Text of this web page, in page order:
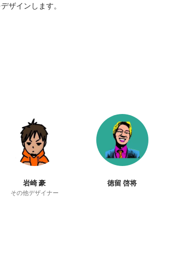
ザインします。
岩崎 豪
その他デザイナー
徳留 啓将